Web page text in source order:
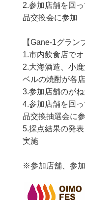
2.参加店舗を回
品交換会に参加
【Gane-1グラン
1.市内飲食店で
2.大海酒造、小
ベルの焼酎が各
3.参加店舗のが
4.参加店舗を回
品交換抽選会に
5.採点結果の発
実施
※参加店舗、参